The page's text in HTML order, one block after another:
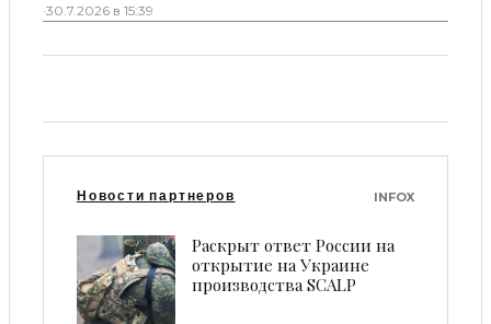
·30.7.2026 в 15:39
Новости партнеров INFOX
Раскрыт ответ России на
открытие на Украине
производства SCALP